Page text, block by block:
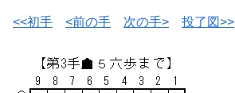
<<初手 <前の手 次の手> 投了図>>